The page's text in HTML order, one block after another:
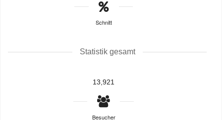
Schnitt
Statistik gesamt
13,921
Besucher